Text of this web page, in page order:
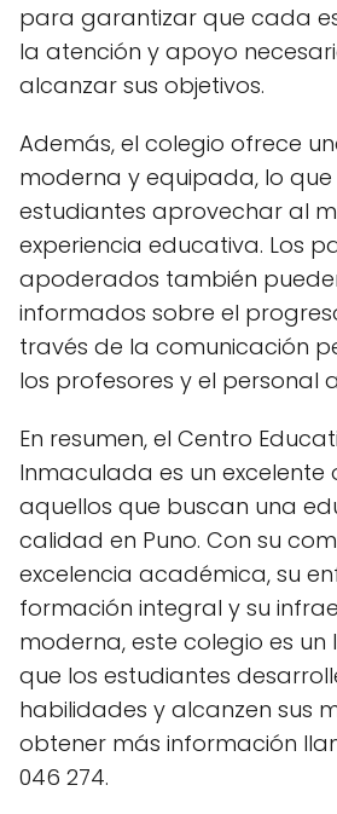
para garantizar que cada
la atención y apoyo
alcanzar sus objetivos.
Además, el colegio ofrece
moderna y equipada, lo
estudiantes aprovechar al
experiencia educativa. Los
apoderados también
informados sobre el
través de la comunicación
los profesores y el personal
En resumen, el Centro
Inmaculada es un
aquellos que buscan una
calidad en Puno. Con su
excelencia académica, su
formación integral y su
moderna, este colegio es
que los estudiantes
habilidades y alcanzen sus
obtener más información
046 274.